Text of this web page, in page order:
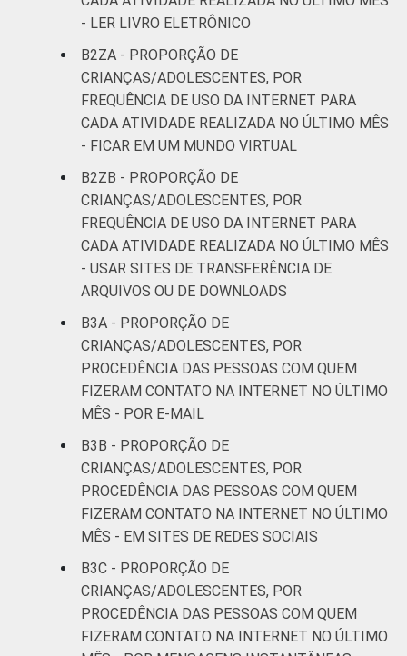
- LER LIVRO ELETRÔNICO
B2ZA - PROPORÇÃO DE
CRIANÇAS/ADOLESCENTES, POR
FREQUÊNCIA DE USO DA INTERNET PARA
CADA ATIVIDADE REALIZADA NO ÚLTIMO MÊS
- FICAR EM UM MUNDO VIRTUAL
B2ZB - PROPORÇÃO DE
CRIANÇAS/ADOLESCENTES, POR
FREQUÊNCIA DE USO DA INTERNET PARA
CADA ATIVIDADE REALIZADA NO ÚLTIMO MÊS
- USAR SITES DE TRANSFERÊNCIA DE
ARQUIVOS OU DE DOWNLOADS
B3A - PROPORÇÃO DE
CRIANÇAS/ADOLESCENTES, POR
PROCEDÊNCIA DAS PESSOAS COM QUEM
FIZERAM CONTATO NA INTERNET NO ÚLTIMO
MÊS - POR E-MAIL
B3B - PROPORÇÃO DE
CRIANÇAS/ADOLESCENTES, POR
PROCEDÊNCIA DAS PESSOAS COM QUEM
FIZERAM CONTATO NA INTERNET NO ÚLTIMO
MÊS - EM SITES DE REDES SOCIAIS
B3C - PROPORÇÃO DE
CRIANÇAS/ADOLESCENTES, POR
PROCEDÊNCIA DAS PESSOAS COM QUEM
FIZERAM CONTATO NA INTERNET NO ÚLTIMO